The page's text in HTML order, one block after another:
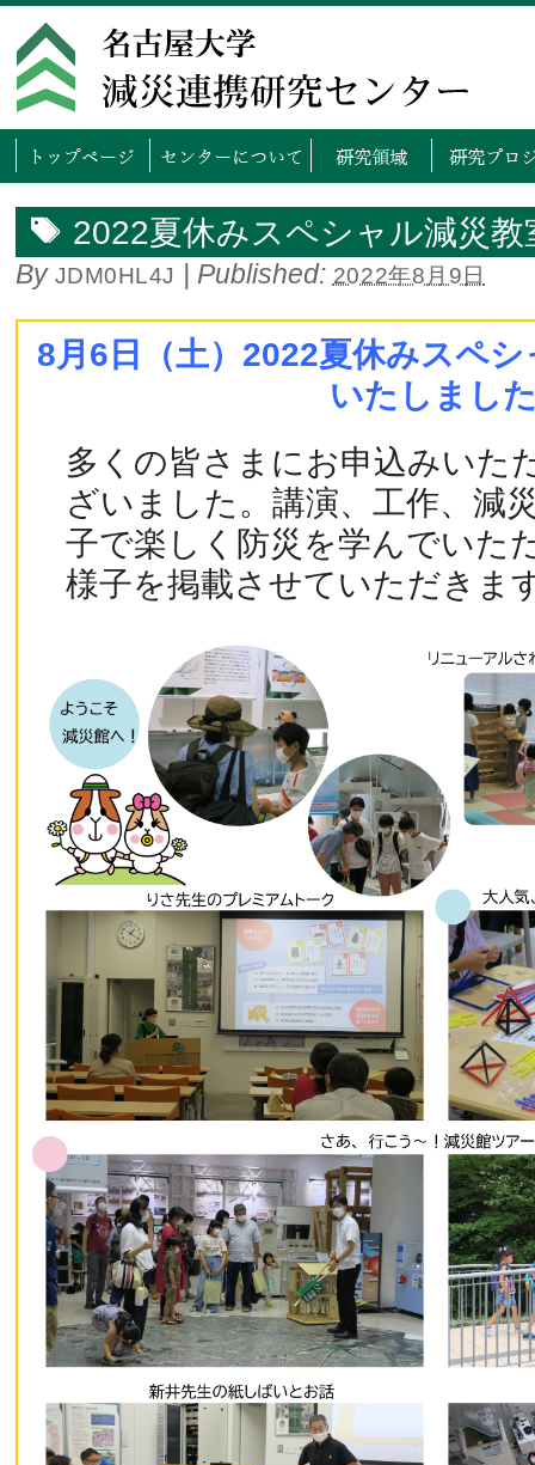
トップページ センタ
2022夏休みスペシャル減災
By JDM0HL4J | Published: 2022年8月9日
8月6日（土）2022夏休みスペ
いたしまし
多くの皆さまにお申込みいた
ざいました。講演、工作、減
子で楽しく防災を学んでいた
様子を掲載させていただきま